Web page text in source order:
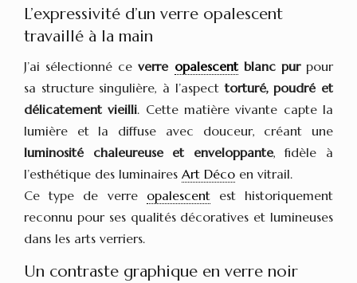
L’expressivité d’un verre opalescent
travaillé à la main
J’ai sélectionné ceverre opalescentblanc purpour
sa structure singulière, à l’aspecttorturé, poudré et
délicatement vieilli. Cette matière vivante capte la
lumière et la diffuse avec douceur, créant une
luminosité chaleureuse et enveloppante, fidèle à
l’esthétique des luminaires Art Déco en vitrail.
Ce type de verre opalescentest historiquement
reconnu pour ses qualités décoratives et lumineuses
dans les arts verriers.
Un contraste graphique en verre noir